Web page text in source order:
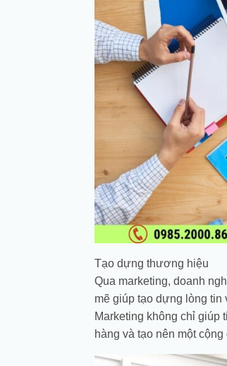
Tạo dựng thương hiệu
Qua marketing, doanh
mẽ giúp tạo dựng lòng tin
Marketing không chỉ giúp
hàng và tạo nên một